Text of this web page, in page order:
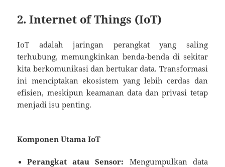
2. Internet of Things (IoT)
IoT adalah jaringan perangkat yang saling
terhubung, memungkinkan benda-benda di sekitar
kita berkomunikasi dan bertukar data. Transformasi
ini menciptakan ekosistem yang lebih cerdas dan
efisien, meskipun keamanan data dan privasi tetap
menjadi isu penting.
Komponen Utama IoT
Perangkat atau Sensor: Mengumpulkan data